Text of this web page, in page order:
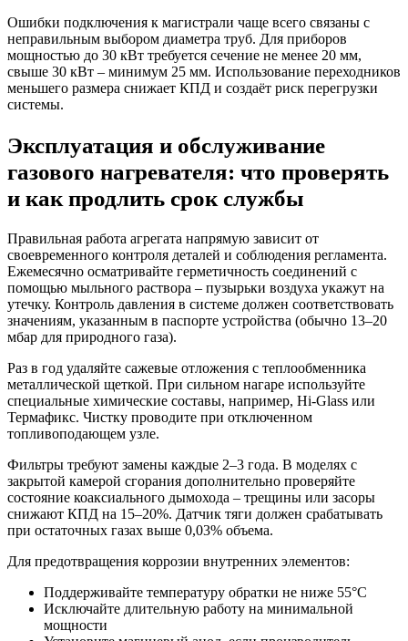
Ошибки подключения к магистрали чаще всего связаны с
неправильным выбором диаметра труб. Для приборов
мощностью до 30 кВт требуется сечение не менее 20 мм,
свыше 30 кВт – минимум 25 мм. Использование переходников
меньшего размера снижает КПД и создаёт риск перегрузки
системы.
Эксплуатация и обслуживание
газового нагревателя: что проверять
и как продлить срок службы
Правильная работа агрегата напрямую зависит от
своевременного контроля деталей и соблюдения регламента.
Ежемесячно осматривайте герметичность соединений с
помощью мыльного раствора – пузырьки воздуха укажут на
утечку. Контроль давления в системе должен соответствовать
значениям, указанным в паспорте устройства (обычно 13–20
мбар для природного газа).
Раз в год удаляйте сажевые отложения с теплообменника
металлической щеткой. При сильном нагаре используйте
специальные химические составы, например, Hi-Glass или
Термафикс. Чистку проводите при отключенном
топливоподающем узле.
Фильтры требуют замены каждые 2–3 года. В моделях с
закрытой камерой сгорания дополнительно проверяйте
состояние коаксиального дымохода – трещины или засоры
снижают КПД на 15–20%. Датчик тяги должен срабатывать
при остаточных газах выше 0,03% объема.
Для предотвращения коррозии внутренних элементов:
Поддерживайте температуру обратки не ниже 55°C
Исключайте длительную работу на минимальной
мощности